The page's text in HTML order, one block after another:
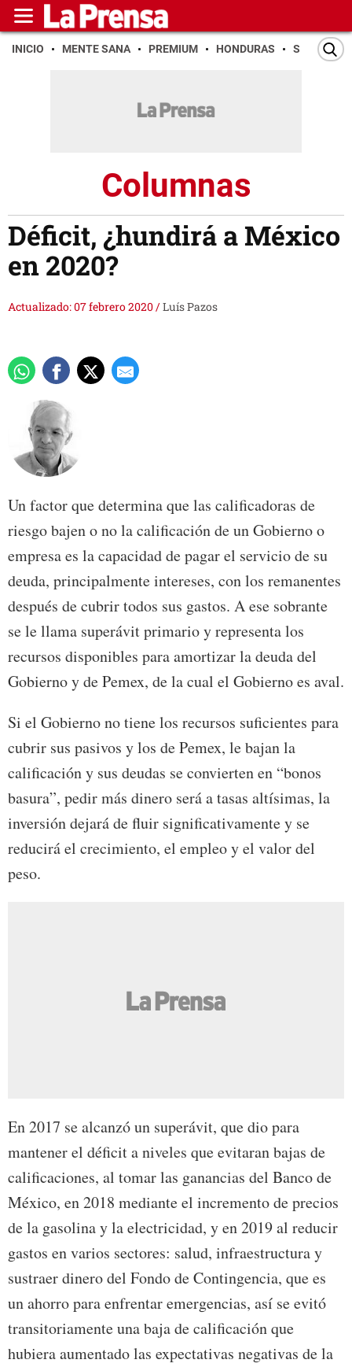
INICIO MENTE SANA PREMIUM HONDURAS SAN PEDRO
Columnas
Déficit, ¿hundirá a México
en 2020?
Actualizado: 07 febrero 2020/Luís Pazos
Un factor que determina que las calificadoras de
riesgo bajen o no la calificación de un Gobierno o
empresa es la capacidad de pagar el servicio de su
deuda, principalmente intereses, con los remanentes
después de cubrir todos sus gastos. A ese sobrante
se le llama superávit primario y representa los
recursos disponibles para amortizar la deuda del
Gobierno y de Pemex, de la cual el Gobierno es aval.
Si el Gobierno no tiene los recursos suficientes para
cubrir sus pasivos y los de Pemex, le bajan la
calificación y sus deudas se convierten en “bonos
basura”, pedir más dinero será a tasas altísimas, la
inversión dejará de fluir significativamente y se
reducirá el crecimiento, el empleo y el valor del
peso.
En 2017 se alcanzó un superávit, que dio para
mantener el déficit a niveles que evitaran bajas de
calificaciones, al tomar las ganancias del Banco de
México, en 2018 mediante el incremento de precios
de la gasolina y la electricidad, y en 2019 al reducir
gastos en varios sectores: salud, infraestructura y
sustraer dinero del Fondo de Contingencia, que es
un ahorro para enfrentar emergencias, así se evitó
transitoriamente una baja de calificación que
hubiera aumentado las expectativas negativas de la